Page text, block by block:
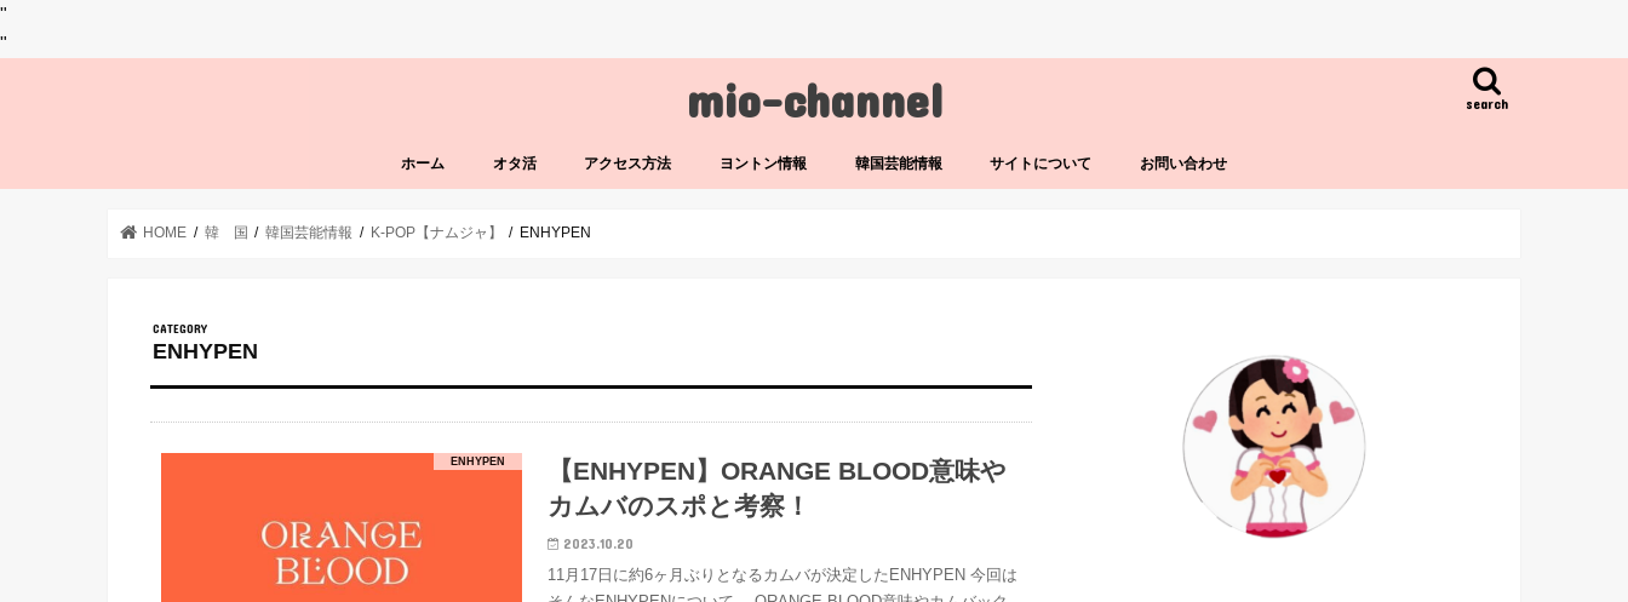
"
"
mio-channel search
ホーム オタ活 アクセス方法 ヨントン情報 韓国芸能情報 サイトについて お問い合わせ
HOME 韓 国 韓国芸能情報 K-POP【ナムジャ】 ENHYPEN
ENHYPEN
ENHYPEN
【ENHYPEN】ORANGE BLOOD意味や
カムバのスポと考察！
2023.10.20
11月17日に約6ヶ月ぶりとなるカムバが決定したENHYPEN 今回は